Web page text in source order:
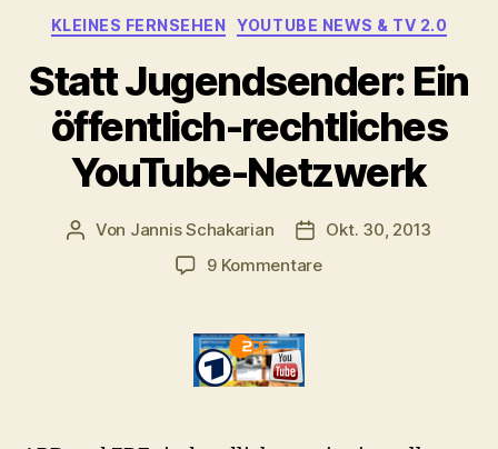
Kategorien
KLEINES FERNSEHEN YOUTUBE NEWS & TV 2.0
Statt Jugendsender: Ein
öffentlich-rechtliches
YouTube-Netzwerk
Beitragsautor
Von Jannis Schakarian Veröffentlichungsdatum
Okt. 30, 2013
9 Kommentarezu